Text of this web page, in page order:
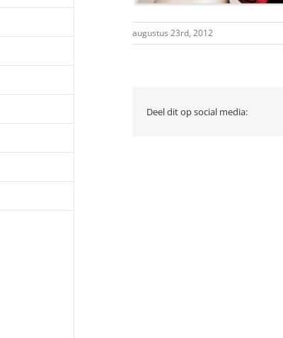
augustus 23rd, 2012
Deel dit op social media: